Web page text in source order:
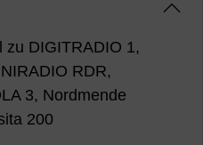
zu DIGITRADIO 1,
RDR,
3, Nordmende
200